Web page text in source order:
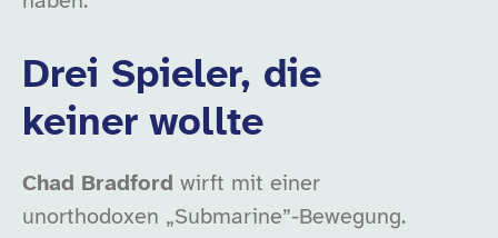
Drei Spieler, die
keiner wollte
Chad Bradford wirft mit einer
unorthodoxen „Submarine”-Bewegung.